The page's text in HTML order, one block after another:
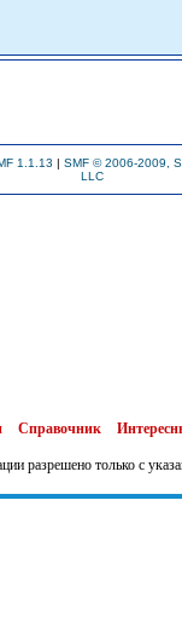
1.1.13 | SMF © 2006-2009,
LLC
Справочник
разрешено только с